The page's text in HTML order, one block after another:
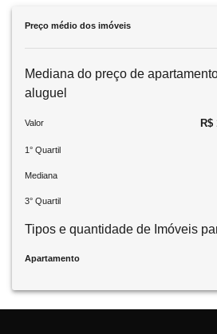
Preço médio dos imóveis
Mediana do preço de
aluguel
Valor R$
1° Quartil
Mediana
3° Quartil
Tipos e quantidade de Imóveis
Apartamento